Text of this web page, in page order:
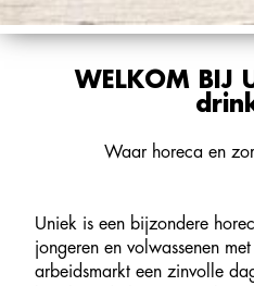
WELKOM BIJ
Waar horeca en
Uniek is een bijzondere
jongeren en volwassenen
arbeidsmarkt een zinvolle